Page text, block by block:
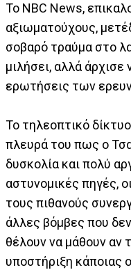
Το NBC News,
αξιωματούχους,
σοβαρό τραύμα στο
μιλήσει, αλλά
ερωτήσεις των
Το τηλεοπτικό
πλευρά του πως ο
δυσκολία και πολύ
αστυνομικές πηγές,
τους πιθανούς
άλλες βόμβες που
θέλουν να μάθουν αν
υποστήριξη κάποιας